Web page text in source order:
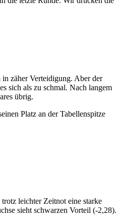
zäher Verteidigung. Aber der
sich als zu schmal. Nach langem
übrig.
Platz an der Tabellenspitze
leichter Zeitnot eine starke
sieht schwarzen Vorteil (-2,28).